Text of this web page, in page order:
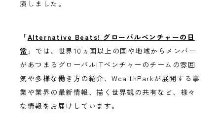
演しました。
「Alternative Beats! グローバルベンチャーの日
常 」では、世界10ヵ国以上の国や地域からメンバー
があつまるグローバルITベンチャーのチームの雰囲
気や多様な働き方の紹介、WealthParkが展開する事
業や業界の最新情報、描く世界観の共有など、様々
な情報をお届けしています。